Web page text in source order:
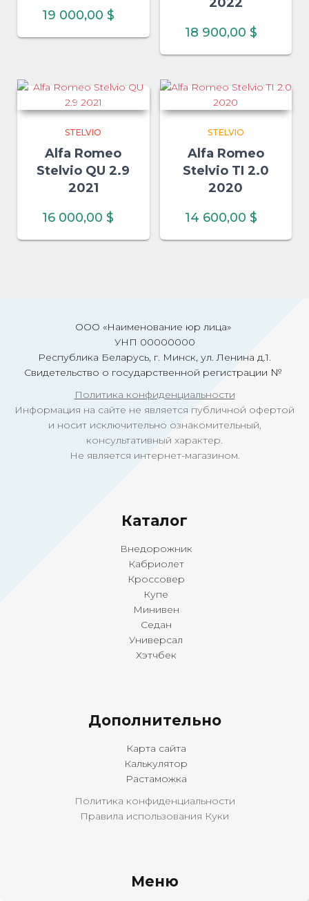
19 000,00 $
18 900,00 $
STELVIO
Alfa Romeo
Stelvio QU 2.9
2021
16 000,00 $
STELVIO
Alfa Romeo
Stelvio TI 2.0
2020
14 600,00 $
ООО «Наименование юр лица»
УНП 00000000
Республика Беларусь, г. Минск, ул. Ленина д.1.
Свидетельство о государственной регистрации №
Политика конфиденциальности
Информация на сайте не является публичной офертой
и носит исключительно ознакомительный,
консультативный характер.
Не является интернет-магазином.
Каталог
Внедорожник
Кабриолет
Кроссовер
Купе
Минивен
Седан
Универсал
Хэтчбек
Дополнительно
Карта сайта
Калькулятор
Растаможка
Политика конфиденциальности
Правила использования Куки
Меню